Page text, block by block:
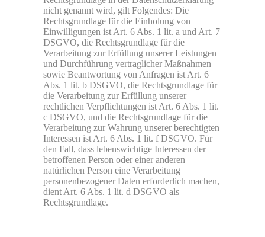
nicht genannt wird, gilt Folgendes: Die
Rechtsgrundlage für die Einholung von
Einwilligungen ist Art. 6 Abs. 1 lit. a und Art. 7
DSGVO, die Rechtsgrundlage für die
Verarbeitung zur Erfüllung unserer Leistungen
und Durchführung vertraglicher Maßnahmen
sowie Beantwortung von Anfragen ist Art. 6
Abs. 1 lit. b DSGVO, die Rechtsgrundlage für
die Verarbeitung zur Erfüllung unserer
rechtlichen Verpflichtungen ist Art. 6 Abs. 1 lit.
c DSGVO, und die Rechtsgrundlage für die
Verarbeitung zur Wahrung unserer berechtigten
Interessen ist Art. 6 Abs. 1 lit. f DSGVO. Für
den Fall, dass lebenswichtige Interessen der
betroffenen Person oder einer anderen
natürlichen Person eine Verarbeitung
personenbezogener Daten erforderlich machen,
dient Art. 6 Abs. 1 lit. d DSGVO als
Rechtsgrundlage.